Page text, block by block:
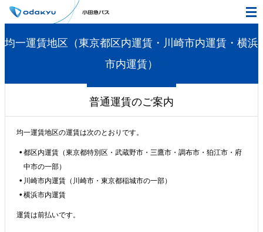
均一運賃地区（東京都区内運賃・川崎市内運賃・横浜
市内運賃）
普通運賃のご案内
均一運賃地区の運賃は次のとおりです。
都区内運賃（東京都特別区・武蔵野市・三鷹市・調布市・狛江市・府
中市の一部）
川崎市内運賃（川崎市・東京都稲城市の一部）
横浜市内運賃
運賃は前払いです。